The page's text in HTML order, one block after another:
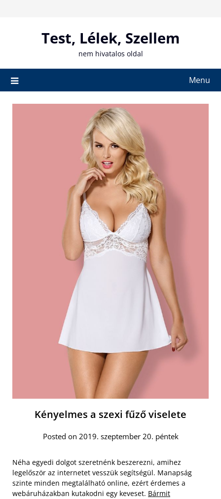
Test, Lélek, Szellem
nem hivatalos oldal
Menu
Kényelmes a szexi fűző viselete
Posted on 2019. szeptember 20. péntek
Néha egyedi dolgot szeretnénk beszerezni, amihez
legelőször az internetet vesszük segítségül. Manapság
szinte minden megtalálható online, ezért érdemes a
webáruházakban kutakodni egy keveset. Bármit